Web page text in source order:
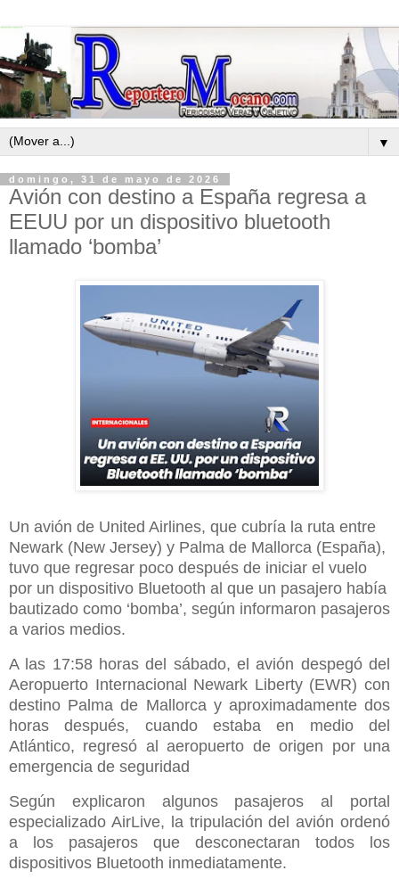
▼
domingo, 31 de mayo de 2026
Avión con destino a España regresa a
EEUU por un dispositivo bluetooth
llamado ‘bomba’
Un avión de United Airlines, que cubría la ruta entre
Newark (New Jersey) y Palma de Mallorca (España),
tuvo que regresar poco después de iniciar el vuelo
por un dispositivo Bluetooth al que un pasajero había
bautizado como ‘bomba’, según informaron pasajeros
a varios medios.
A las 17:58 horas del sábado, el avión despegó del
Aeropuerto Internacional Newark Liberty (EWR) con
destino Palma de Mallorca y aproximadamente dos
horas después, cuando estaba en medio del
Atlántico, regresó al aeropuerto de origen por una
emergencia de seguridad
Según explicaron algunos pasajeros al portal
especializado AirLive, la tripulación del avión ordenó
a los pasajeros que desconectaran todos los
dispositivos Bluetooth inmediatamente.